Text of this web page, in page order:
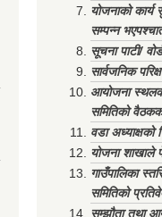
योजनाको कार्य
सम्पन्न
सूचना पाटी/
सार्वजनिक
आयोजना
समितिको
वडा अध्याक्षको
योजना शाखाले
गाउँपालिका
समितिको
सम्झौता तथा